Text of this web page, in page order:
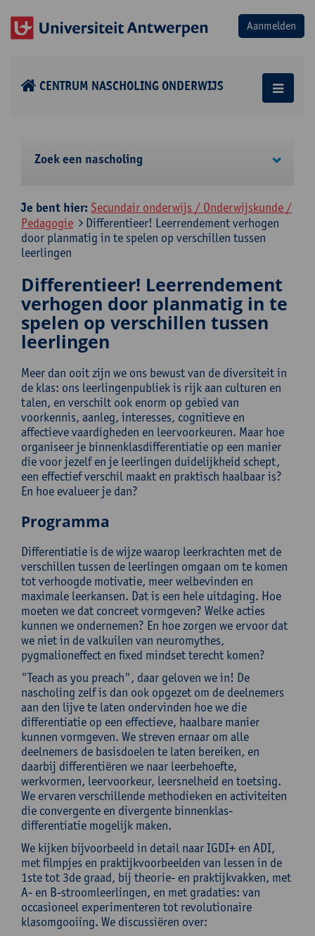
CENTRUM NASCHOLING ONDERWIJS
Zoek een nascholing
Je bent hier: Secundair onderwijs / Onderwijskunde /
Pedagogie
Differentieer! Leerrendement verhogen
door planmatig in te spelen op verschillen tussen
leerlingen
Differentieer! Leerrendement
verhogen door planmatig in te
spelen op verschillen tussen
leerlingen
Meer dan ooit zijn we ons bewust van de diversiteit in
de klas: ons leerlingenpubliek is rijk aan culturen en
talen, en verschilt ook enorm op gebied van
voorkennis, aanleg, interesses, cognitieve en
affectieve vaardigheden en leervoorkeuren. Maar hoe
organiseer je binnenklasdifferentiatie op een manier
die voor jezelf en je leerlingen duidelijkheid schept,
een effectief verschil maakt en praktisch haalbaar is?
En hoe evalueer je dan?
Programma
Differentiatie is de wijze waarop leerkrachten met de
verschillen tussen de leerlingen omgaan om te komen
tot verhoogde motivatie, meer welbevinden en
maximale leerkansen. Dat is een hele uitdaging. Hoe
moeten we dat concreet vormgeven? Welke acties
kunnen we ondernemen? En hoe zorgen we ervoor dat
we niet in de valkuilen van neuromythes,
pygmalioneffect en fixed mindset terecht komen?
"Teach as you preach", daar geloven we in! De
nascholing zelf is dan ook opgezet om de deelnemers
aan den lijve te laten ondervinden hoe we die
differentiatie op een effectieve, haalbare manier
kunnen vormgeven. We streven ernaar om alle
deelnemers de basisdoelen te laten bereiken, en
daarbij differentiëren we naar leerbehoefte,
werkvormen, leervoorkeur, leersnelheid en toetsing.
We ervaren verschillende methodieken en activiteiten
die convergente en divergente binnenklas-
differentiatie mogelijk maken.
We kijken bijvoorbeeld in detail naar IGDI+ en ADI,
met filmpjes en praktijkvoorbeelden van lessen in de
1ste tot 3de graad, bij theorie- en praktijkvakken, met
A- en B-stroomleerlingen, en met gradaties: van
occasioneel experimenteren tot revolutionaire
klasomgooiing. We discussiëren over: